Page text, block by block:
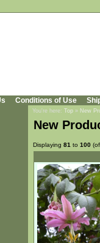
Conditions of Use
You're here: Top » New
New
Displaying 81 to 100 (of